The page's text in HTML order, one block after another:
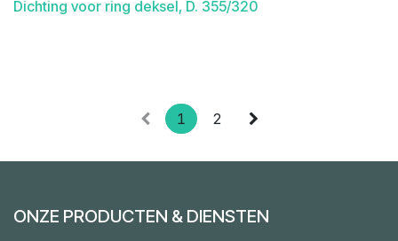
Dichting voor ring deksel, D. 355/320
1 2
ONZE PRODUCTEN & DIENSTEN